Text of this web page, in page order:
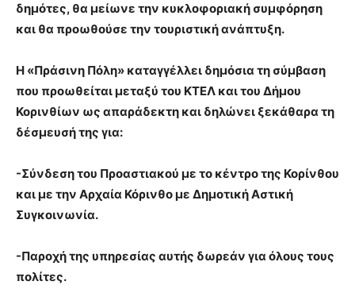
δημότες, θα μείωνε την κυκλοφοριακή συμφόρηση
και θα προωθούσε την τουριστική ανάπτυξη.
Η «Πράσινη Πόλη» καταγγέλλει δημόσια τη σύμβαση
που προωθείται μεταξύ του ΚΤΕΛ και του Δήμου
Κορινθίων ως απαράδεκτη και δηλώνει ξεκάθαρα τη
δέσμευσή της για:
-Σύνδεση του Προαστιακού με το κέντρο της Κορίνθου
και με την Αρχαία Κόρινθο με Δημοτική Αστική
Συγκοινωνία.
-Παροχή της υπηρεσίας αυτής δωρεάν για όλους τους
πολίτες.